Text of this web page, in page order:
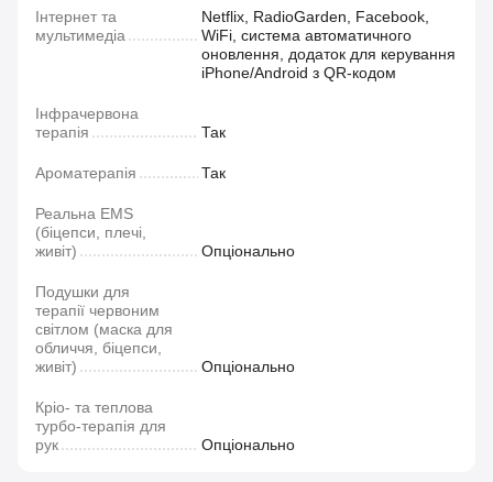
Інтернет та
мультимедіа
Netflix, RadioGarden, Facebook,
WiFi, система автоматичного
оновлення, додаток для керування
iPhone/Android з QR-кодом
Інфрачервона
терапія
Так
Ароматерапія Так
Реальна EMS
(біцепси, плечі,
живіт)
Опціонально
Подушки для
терапії червоним
світлом (маска для
обличчя, біцепси,
живіт)
Опціонально
Кріо‑ та теплова
турбо‑терапія для
рук
Опціонально